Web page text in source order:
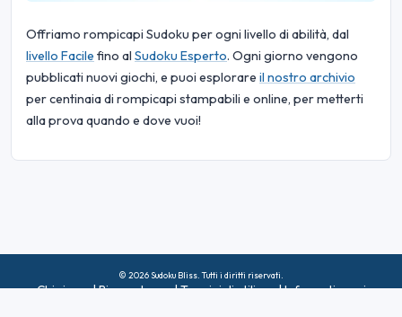
Offriamo rompicapi Sudoku per ogni livello di abilità, dal
livello Facile fino al Sudoku Esperto. Ogni giorno vengono
pubblicati nuovi giochi, e puoi esplorare il nostro archivio
per centinaia di rompicapi stampabili e online, per metterti
alla prova quando e dove vuoi!
© 2026 Sudoku Bliss. Tutti i diritti riservati.
Chi siamo|Riservatezza|Termini di utilizzo|Informativa sui